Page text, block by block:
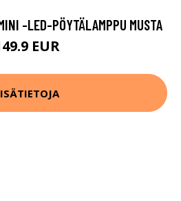
-LED-PÖYTÄLAMPPU MUSTA
EUR